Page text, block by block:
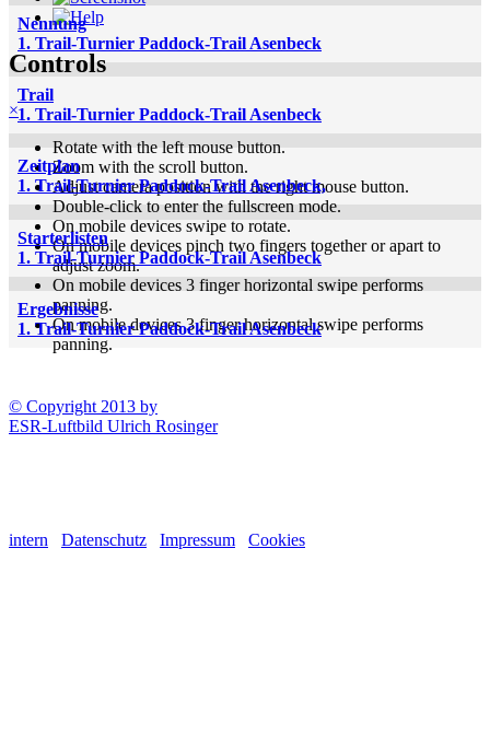
Controls
×
Rotate with the left mouse button.
Zoom with the scroll button.
Adjust camera position with the right mouse button.
Double-click to enter the fullscreen mode.
On mobile devices swipe to rotate.
On mobile devices pinch two fingers together or apart to
adjust zoom.
On mobile devices 3 finger horizontal swipe performs
panning.
On mobile devices 3 finger horizontal swipe performs
panning.
Nennung
1. Trail-Turnier Paddock-Trail Asenbeck
Trail
1. Trail-Turnier Paddock-Trail Asenbeck
Zeitplan
1. Trail-Turnier Paddock-Trail Asenbeck,
Starterlisten
1. Trail-Turnier Paddock-Trail Asenbeck
Ergebnisse
1. Trail-Turnier Paddock-Trail Asenbeck
© Copyright 2013 by
ESR-Luftbild Ulrich Rosinger
intern Datenschutz Impressum Cookies